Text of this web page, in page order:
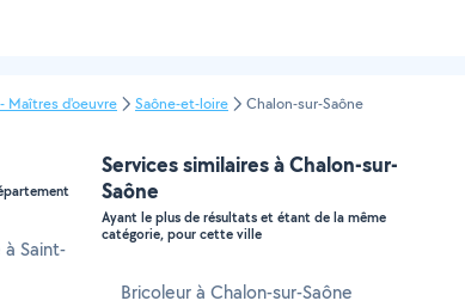
Maîtres d'oeuvre Saône-et-loire Chalon-sur-Saône
Saint-
Services similaires à Chalon-sur-
Saône
Ayant le plus de résultats et étant de la même
catégorie, pour cette ville
Bricoleur à Chalon-sur-Saône